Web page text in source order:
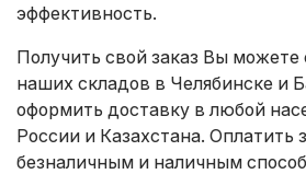
эффективность.
Получить свой заказ Вы
наших складов в Челябинске и
оформить доставку в любой
России и Казахстана. Оплатить
безналичным и наличным